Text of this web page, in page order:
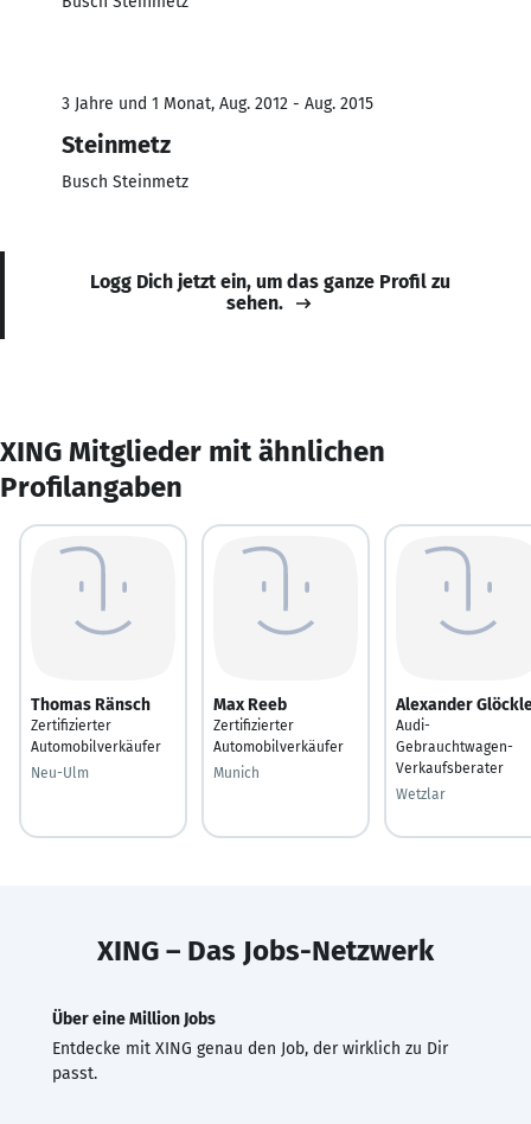
3 Jahre und 1 Monat, Aug. 2012 - Aug. 2015
Steinmetz
Busch Steinmetz
Logg Dich jetzt ein, um das ganze Profil zu
sehen.
XING Mitglieder mit ähnlichen
Profilangaben
Thomas Ränsch
Zertifizierter
Automobilverkäufer
Neu-Ulm
Max Reeb
Zertifizierter
Automobilverkäufer
Munich
Alexander
Audi-
Gebrauchtwagen-
Verkaufsberater
Wetzlar
XING – Das Jobs-Netzwerk
Über eine Million Jobs
Entdecke mit XING genau den Job, der wirklich zu Dir
passt.